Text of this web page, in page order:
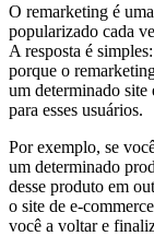
O remarketing é
popularizado cada
A resposta é
porque o
um determinado site
para esses usuários.
Por exemplo, se
um determinado
desse produto em
o site de e-
você a voltar e